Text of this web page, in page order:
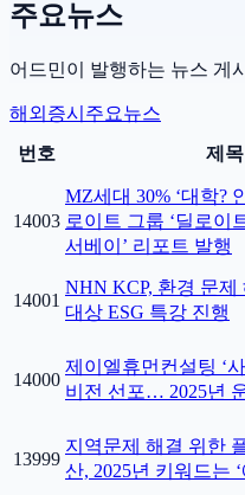
주요뉴스
어드민이 발행하는 뉴스 게
해외증시 주요뉴스
번호
제목
14003
MZ세대 30% ‘대학?
로이트 그룹 ‘딜로이
서베이’ 리포트 발행
14001
NHN KCP, 환경 문제
대상 ESG 특강 진행
14000
제이엘휴먼컨설팅 ‘
비전 선포… 2025년
13999
지역문제 해결 위한
산, 2025년 키워드는 ‘